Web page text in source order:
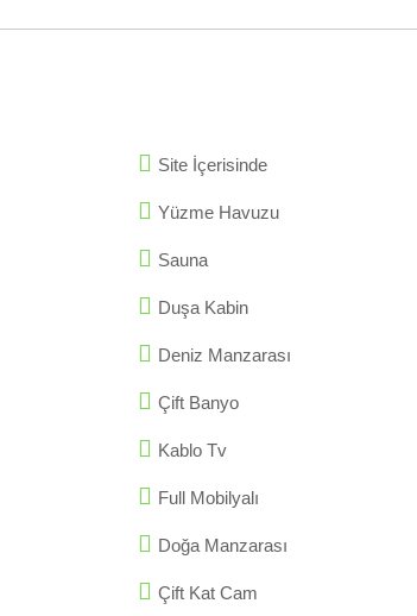
Site İçerisinde
Yüzme Havuzu
Sauna
Duşa Kabin
Deniz Manzarası
Çift Banyo
Kablo Tv
Full Mobilyalı
Doğa Manzarası
Çift Kat Cam